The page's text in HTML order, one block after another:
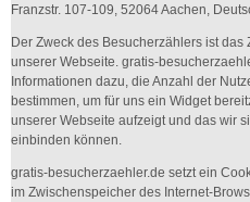
Franzstr. 107-109, 52064 Aachen,
Der Zweck des Besucherzählers ist
unserer Webseite. gratis-
Informationen dazu, die Anzahl der
bestimmen, um für uns ein Widget
unserer Webseite aufzeigt und das wir
einbinden können.
gratis-besucherzaehler.de setzt ein
im Zwischenspeicher des Internet-